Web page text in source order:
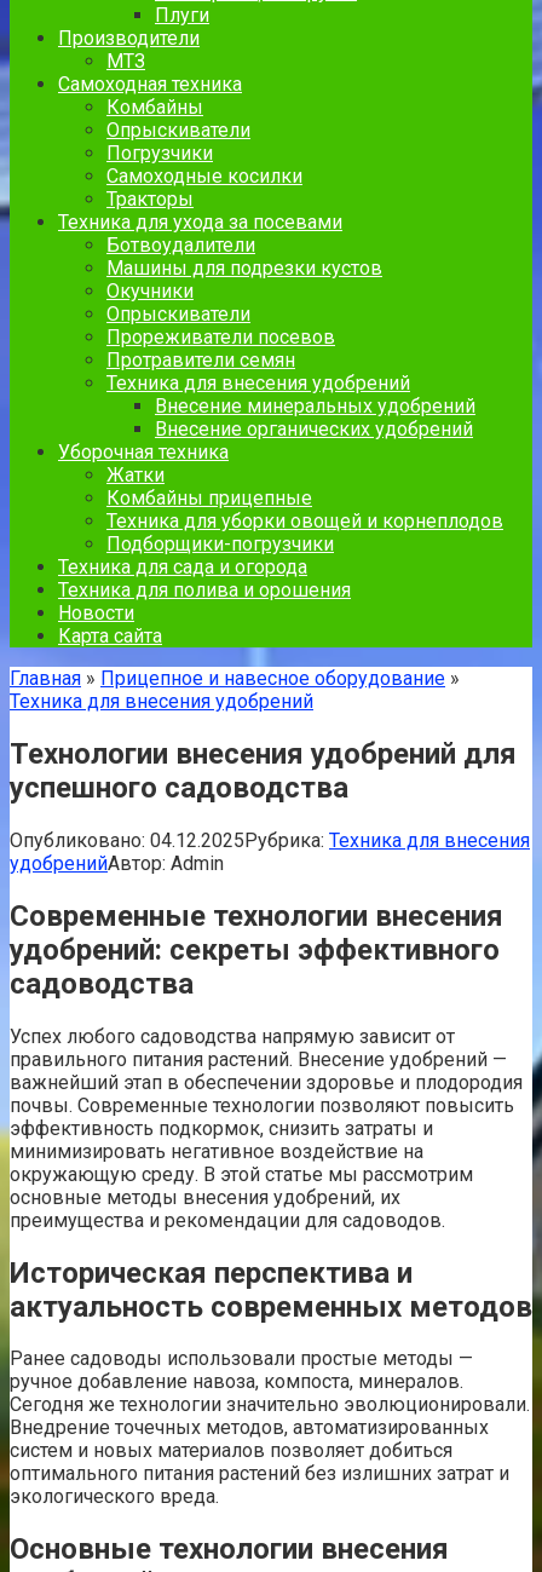
Плуги
Производители
МТЗ
Самоходная техника
Комбайны
Опрыскиватели
Погрузчики
Самоходные косилки
Тракторы
Техника для ухода за посевами
Ботвоудалители
Машины для подрезки кустов
Окучники
Опрыскиватели
Прореживатели посевов
Протравители семян
Техника для внесения удобрений
Внесение минеральных удобрений
Внесение органических удобрений
Уборочная техника
Жатки
Комбайны прицепные
Техника для уборки овощей и корнеплодов
Подборщики-погрузчики
Техника для сада и огорода
Техника для полива и орошения
Новости
Карта сайта
Главная » Прицепное и навесное оборудование »
Техника для внесения удобрений
Технологии внесения удобрений для
успешного садоводства
Опубликовано: 04.12.2025Рубрика: Техника для внесения
удобренийАвтор: Admin
Современные технологии внесения
удобрений: секреты эффективного
садоводства
Успех любого садоводства напрямую зависит от
правильного питания растений. Внесение удобрений —
важнейший этап в обеспечении здоровье и плодородия
почвы. Современные технологии позволяют повысить
эффективность подкормок, снизить затраты и
минимизировать негативное воздействие на
окружающую среду. В этой статье мы рассмотрим
основные методы внесения удобрений, их
преимущества и рекомендации для садоводов.
Историческая перспектива и
актуальность современных методов
Ранее садоводы использовали простые методы —
ручное добавление навоза, компоста, минералов.
Сегодня же технологии значительно эволюционировали.
Внедрение точечных методов, автоматизированных
систем и новых материалов позволяет добиться
оптимального питания растений без излишних затрат и
экологического вреда.
Основные технологии внесения